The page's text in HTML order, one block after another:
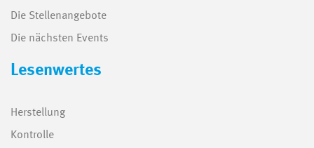
Die Stellenangebote
Die nächsten Events
Lesenwertes
Herstellung
Kontrolle